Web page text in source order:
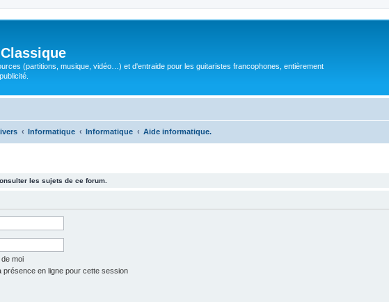
(partitions, musique, vidéo…) et d'entraide pour les guitaristes francophones, entièrement
Informatique Informatique Aide informatique.
les sujets de ce forum.
moi
présence en ligne pour cette session